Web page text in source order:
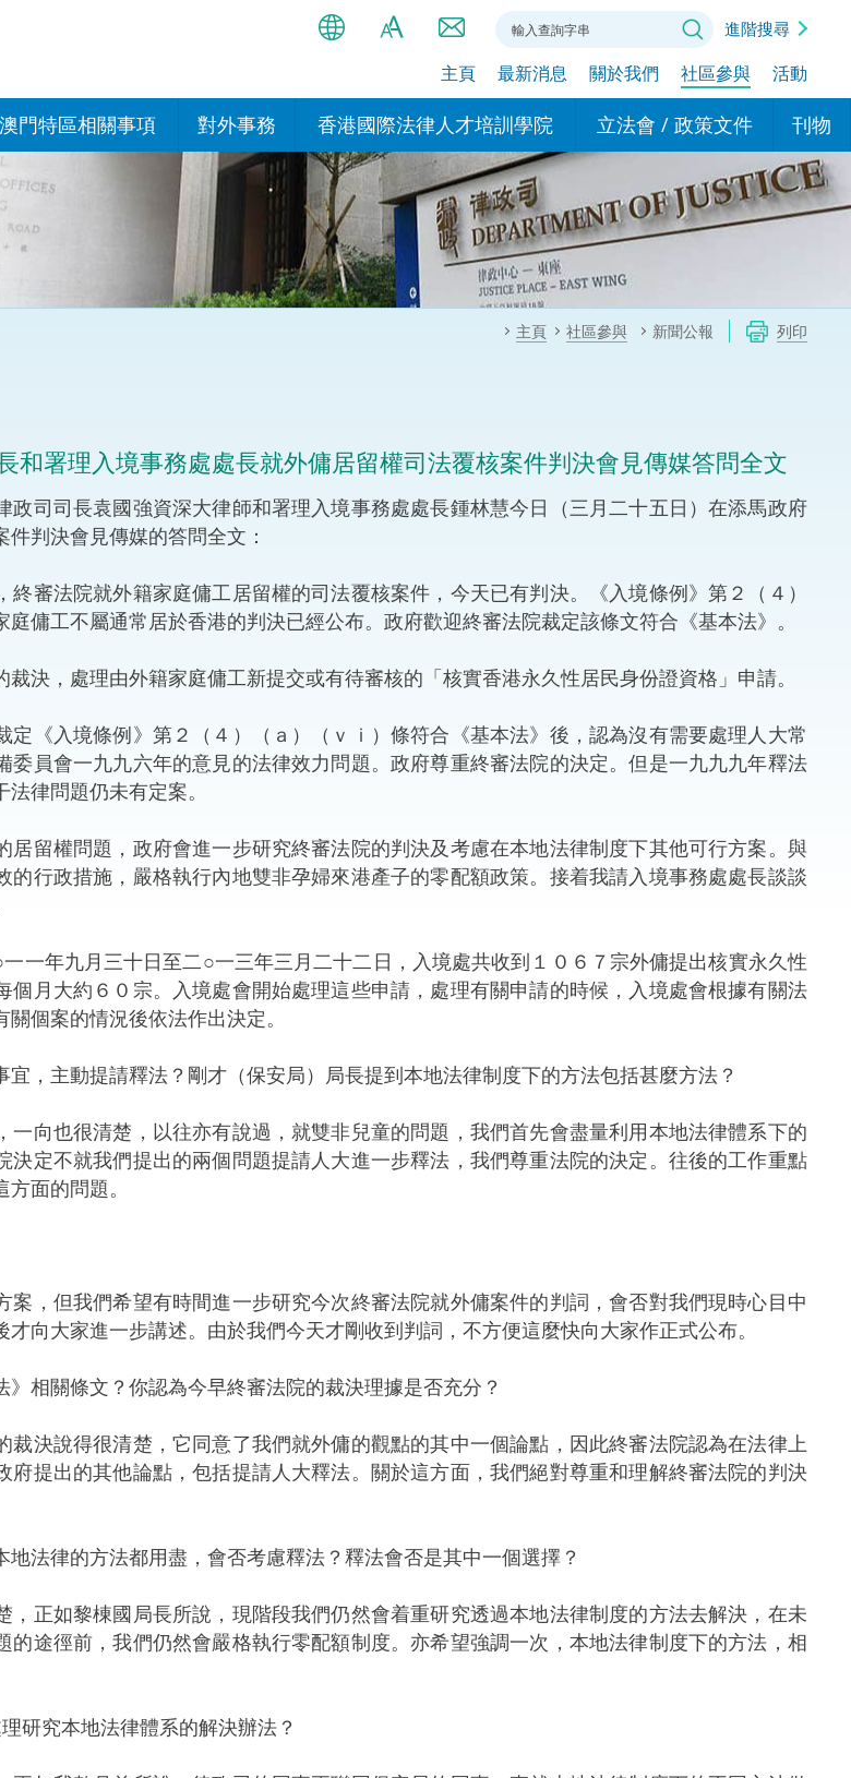
简
EN
Bahasa Indonesia (印尼語)
हिन्दी (印度語)
नेपाली (尼泊爾語)
اردو (烏爾都語)
Tiếng Việt (越南語)
A
A
進階搜尋
主頁 最新消息 關於我們 社區參與 活動
門特區相關事項
排
相互認可和執行民
決的安排
緊密經貿關係的安
的安排
建設
對外事務
國際政府機構在香港設立辦事
處或運作
多邊協定
其他協定
香港國際法律人才培訓學院
我們的學院
我們的專家委員會
我們的辦公室
我們的培訓課程和能力建設項
立法會 / 政策文件
現行政策措施
政策文件
特別財務委員會
刊物
基本
民事
法律
一般
主頁 社區參與 新聞公報 列印
和署理入境事務處處長就外傭居留權司法覆核案件判決會見傳媒答問全文
政司司長袁國強資深大律師和署理入境事務處處長鍾林慧今日（三月二十五日）在添馬政府
判決會見傳媒的答問全文：
終審法院就外籍家庭傭工居留權的司法覆核案件，今天已有判決。《入境條例》第２（４）
庭傭工不屬通常居於香港的判決已經公布。政府歡迎終審法院裁定該條文符合《基本法》。
，處理由外籍家庭傭工新提交或有待審核的「核實香港永久性居民身份證資格」申請。
《入境條例》第２（４）（ａ）（ｖｉ）條符合《基本法》後，認為沒有需要處理人大常
委員會一九九六年的意見的法律效力問題。政府尊重終審法院的決定。但是一九九九年釋法
律問題仍未有定案。
留權問題，政府會進一步研究終審法院的判決及考慮在本地法律制度下其他可行方案。與
的行政措施，嚴格執行內地雙非孕婦來港產子的零配額政策。接着我請入境事務處處長談談
一年九月三十日至二○一三年三月二十二日，入境處共收到１０６７宗外傭提出核實永久性
個月大約６０宗。入境處會開始處理這些申請，處理有關申請的時候，入境處會根據有關法
個案的情況後依法作出決定。
，主動提請釋法？剛才（保安局）局長提到本地法律制度下的方法包括甚麼方法？
一向也很清楚，以往亦有說過，就雙非兒童的問題，我們首先會盡量利用本地法律體系下的
決定不就我們提出的兩個問題提請人大進一步釋法，我們尊重法院的決定。往後的工作重點
面的問題。
案，但我們希望有時間進一步研究今次終審法院就外傭案件的判詞，會否對我們現時心目中
向大家進一步講述。由於我們今天才剛收到判詞，不方便這麼快向大家作正式公布。
相關條文？你認為今早終審法院的裁決理據是否充分？
裁決說得很清楚，它同意了我們就外傭的觀點的其中一個論點，因此終審法院認為在法律上
府提出的其他論點，包括提請人大釋法。關於這方面，我們絕對尊重和理解終審法院的判決
法律的方法都用盡，會否考慮釋法？釋法會否是其中一個選擇？
，正如黎棟國局長所說，現階段我們仍然會着重研究透過本地法律制度的方法去解決，在未
的途徑前，我們仍然會嚴格執行零配額制度。亦希望強調一次，本地法律制度下的方法，相
研究本地法律體系的解決辦法？